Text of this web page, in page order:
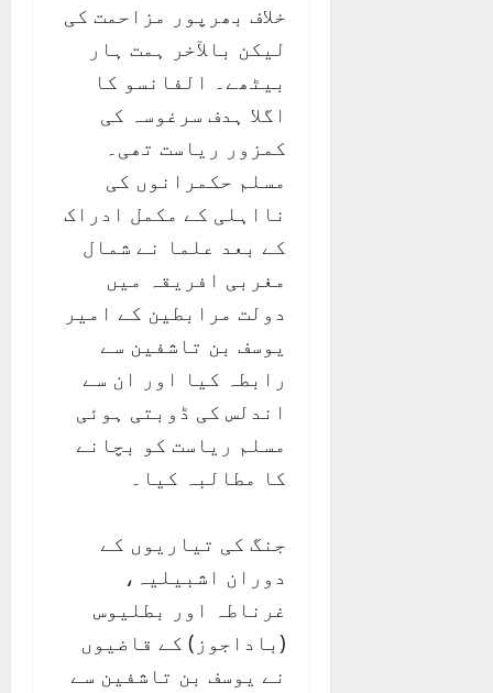
خلاف بھرپور مزاحمت کی
لیکن بالآخر ہمت ہار
بیٹھے۔ الفانسو کا
اگلا ہدف سرغوسہ کی
کمزور ریاست تھی۔
مسلم حکمرانوں کی
نااہلی کے مکمل ادراک
کے بعد علما نے شمال
مغربی افریقہ میں
دولت مرابطین کے امیر
یوسف بن تاشفین سے
رابطہ کیا اور ان سے
اندلس کی ڈوبتی ہوئی
مسلم ریاست کو بچانے
کا مطالبہ کیا۔
جنگ کی تیاریوں کے
دوران اشبیلیہ،
غرناطہ اور بطليوس
(باداجوز) کے قاضیوں
نے یوسف بن تاشفین سے